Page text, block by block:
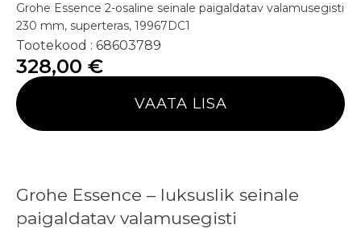
Grohe Essence 2-osaline seinale paigaldatav valamusegisti
230 mm, superteras, 19967DC1
Tootekood : 68603789
328,00 €
VAATA LISA
Grohe Essence – luksuslik seinale
paigaldatav valamusegisti